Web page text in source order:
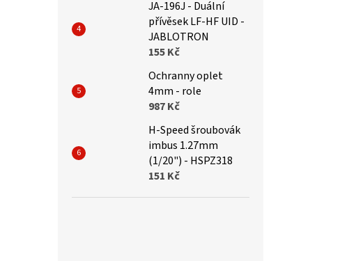
JA-196J - Duální
přívěsek LF-HF UID -
JABLOTRON
155 Kč
Ochranny oplet
4mm - role
987 Kč
H-Speed šroubovák
imbus 1.27mm
(1/20") - HSPZ318
151 Kč